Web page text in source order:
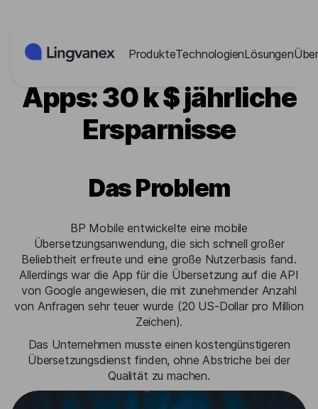
ProdukteTechnologienLösungen
Entwickler mobiler
Apps: 30 k $ jährliche
Ersparnisse
Das Problem
BP Mobile entwickelte eine mobile
Übersetzungsanwendung, die sich schnell großer
Beliebtheit erfreute und eine große Nutzerbasis fand.
Allerdings war die App für die Übersetzung auf die API
von Google angewiesen, die mit zunehmender Anzahl
von Anfragen sehr teuer wurde (20 US-Dollar pro Million
Zeichen).
Das Unternehmen musste einen kostengünstigeren
Übersetzungsdienst finden, ohne Abstriche bei der
Qualität zu machen.